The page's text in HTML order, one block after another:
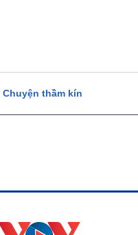
Chuyện thầm kín